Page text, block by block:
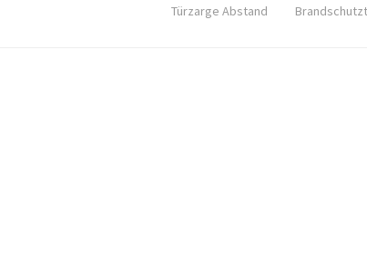
Türzarge Abstand